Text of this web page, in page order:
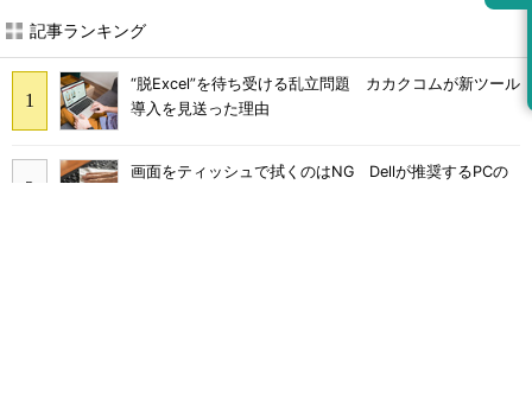
記事ランキング
“脱Excel”を待ち受ける乱立問題 カカクコムが新ツール
導入を見送った理由
画面をティッシュで拭くのはNG Dellが推奨するPCの